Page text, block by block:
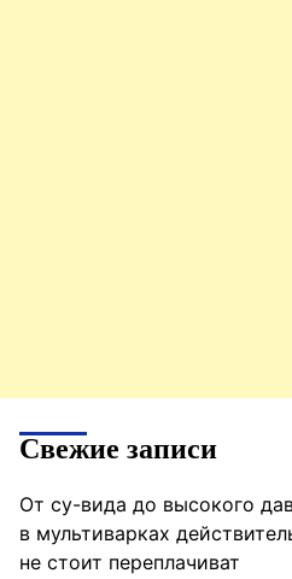
Свежие записи
От су-вида до высокого
в мультиварках
не стоит переплачиват